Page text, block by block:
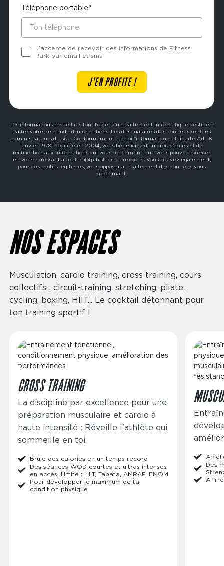
Téléphone portable*
J'accepte de recevoir des informations de Fitness
Park par email et sms
Les informations recueillies font l'objet d'un traitement informatique destiné à
traiter votre demande d'informations. Les destinataires des données sont les
administrateurs du site. Conformément à la loi "informatique et libertés" du 6
janvier 1978 modifiée en 2004, vous bénéficiez d'un droit d'accès et de
rectification aux informations qui vous concernent, que vous pouvez exercer
en vous adressant à contact@fp-fr.staging.arexpo.fr . Vous pouvez également,
pour des motifs légitimes, vous opposer au traitement des données vous
concernant.
NOS ESPACES
Musculation, cardio training, cross training, cours
collectifs : circuit-training, stretching, pilate,
cycling, boxing, HIIT... Le cocktail détonnant pour
ton training sportif !
Image
CROSS TRAINING
La discipline par excellence pour une
préparation musculaire et cardio à
haute intensité : Réveille l'athlète qui
sommeille en toi
Brûle des calories en un temps record
Des séances WOD courtes et ultras intenses
en accès illimité : HIIT, Tabata, AMRAP, EMOM
Pour développer le maximum de ta
condition physique
Image
Des